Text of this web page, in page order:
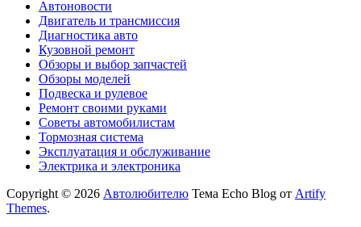
Автоновости
Двигатель и трансмиссия
Диагностика авто
Кузовной ремонт
Обзоры и выбор запчастей
Обзоры моделей
Подвеска и рулевое
Ремонт своими руками
Советы автомобилистам
Тормозная система
Эксплуатация и обслуживание
Электрика и электроника
Copyright © 2026 Автолюбителю Тема Echo Blog от Artify
Themes.